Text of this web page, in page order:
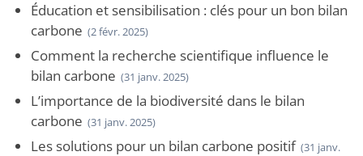
Éducation et sensibilisation : clés pour un bon bilan
carbone (2 févr. 2025)
Comment la recherche scientifique influence le
bilan carbone (31 janv. 2025)
L’importance de la biodiversité dans le bilan
carbone (31 janv. 2025)
Les solutions pour un bilan carbone positif (31 janv.